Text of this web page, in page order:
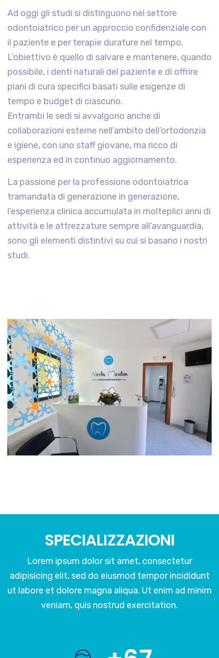
Ad oggi gli studi si distinguono nel settore
odontoiatrico per un approccio confidenziale con
il paziente e per terapie durature nel tempo.
L’obiettivo è quello di salvare e mantenere, quando
possibile, i denti naturali del paziente e di offrire
piani di cura specifici basati sulle esigenze di
tempo e budget di ciascuno.
Entrambi le sedi si avvalgono anche di
collaborazioni esterne nell’ambito dell’ortodonzia
e igiene, con uno staff giovane, ma ricco di
esperienza ed in continuo aggiornamento.
La passione per la professione odontoiatrica
tramandata di generazione in generazione,
l’esperienza clinica accumulata in molteplici anni di
attività e le attrezzature sempre all’avanguardia,
sono gli elementi distintivi su cui si basano i nostri
studi.
SPECIALIZZAZIONI
Lorem ipsum dolor sit amet, consectetur
adipisicing elit, sed do eiusmod tempor incididunt
ut labore et dolore magna aliqua. Ut enim ad minim
veniam, quis nostrud exercitation.